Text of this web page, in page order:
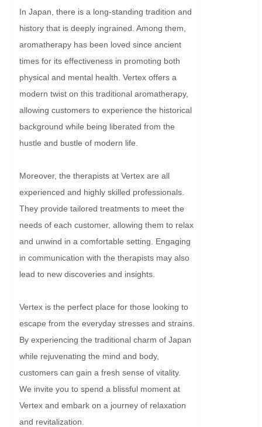
In Japan, there is a long-standing tradition and
history that is deeply ingrained. Among them,
aromatherapy has been loved since ancient
times for its effectiveness in promoting both
physical and mental health. Vertex offers a
modern twist on this traditional aromatherapy,
allowing customers to experience the historical
background while being liberated from the
hustle and bustle of modern life.
Moreover, the therapists at Vertex are all
experienced and highly skilled professionals.
They provide tailored treatments to meet the
needs of each customer, allowing them to relax
and unwind in a comfortable setting. Engaging
in communication with the therapists may also
lead to new discoveries and insights.
Vertex is the perfect place for those looking to
escape from the everyday stresses and strains.
By experiencing the traditional charm of Japan
while rejuvenating the mind and body,
customers can gain a fresh sense of vitality.
We invite you to spend a blissful moment at
Vertex and embark on a journey of relaxation
and revitalization.